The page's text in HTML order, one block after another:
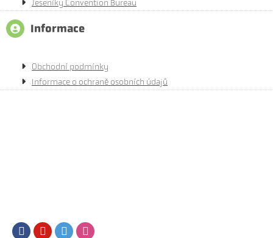
Jeseníky Convention Bureau
Informace
Obchodní podmínky
Informace o ochraně osobních údajů
FacebookYoutubeTwitter